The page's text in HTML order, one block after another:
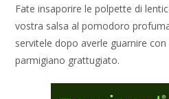
Fate insaporire le polpette di
vostra salsa al pomodoro
servitele dopo averle guarnire
parmigiano grattugiato.